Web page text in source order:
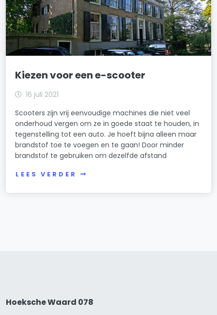
Kiezen voor een e-scooter
16 juli 2021
Scooters zijn vrij eenvoudige machines die niet veel
onderhoud vergen om ze in goede staat te houden, in
tegenstelling tot een auto. Je hoeft bijna alleen maar
brandstof toe te voegen en te gaan! Door minder
brandstof te gebruiken om dezelfde afstand
LEES VERDER
Hoeksche Waard 078